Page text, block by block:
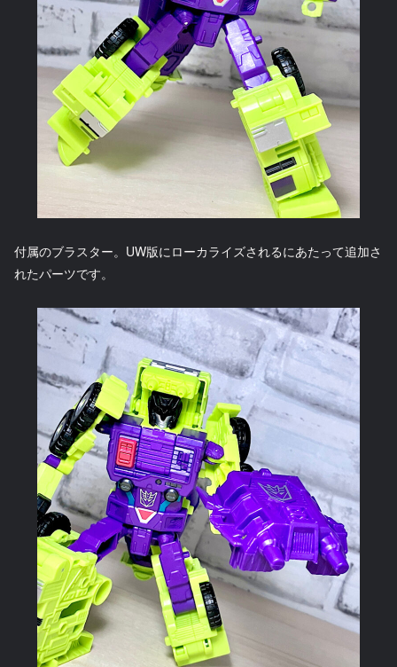
付属のブラスター。UW版にローカライズされるにあたって追加さ
れたパーツです。